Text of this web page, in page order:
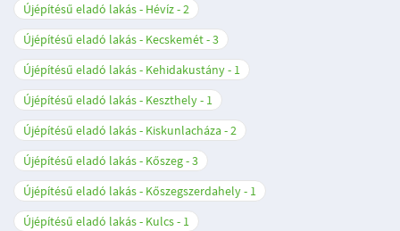
Újépítésű eladó lakás - Hévíz 2
Újépítésű eladó lakás - Kecskemét 3
Újépítésű eladó lakás - Kehidakustány
1
Újépítésű eladó lakás - Keszthely
1
Újépítésű eladó lakás - Kiskunlacháza 2
Újépítésű eladó lakás - Kőszeg 3
Újépítésű eladó lakás - Kőszegszerdahely
1
Újépítésű eladó lakás - Kulcs
1